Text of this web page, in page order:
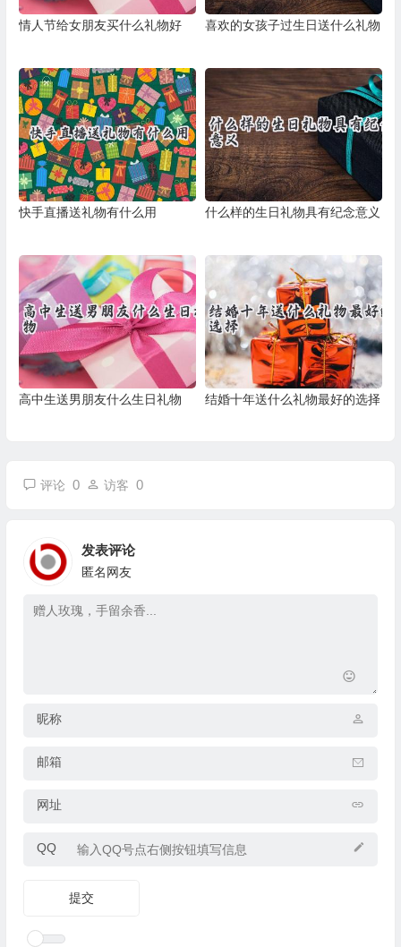
情人节给女朋友买什么礼物好 喜欢的女孩子过生日送什么礼物
快手直播送礼物有什么用 什么样的生日礼物具有纪念意义
高中生送男朋友什么生日礼物 结婚十年送什么礼物最好的选择
评论 0 访客 0
发表评论
匿名网友
昵称
邮箱
网址
QQ